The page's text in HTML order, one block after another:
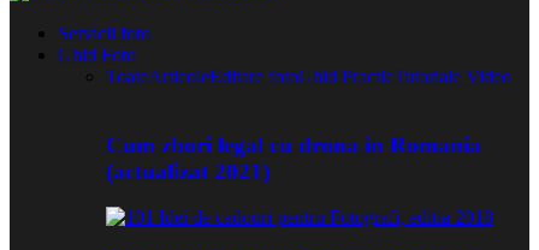
Servicii foto
Ghid Foto
ToateArticoleEditare fotoGhid PracticTutoriale Video
Cum zbori legal cu drona in Romania
(actualizat 2021)